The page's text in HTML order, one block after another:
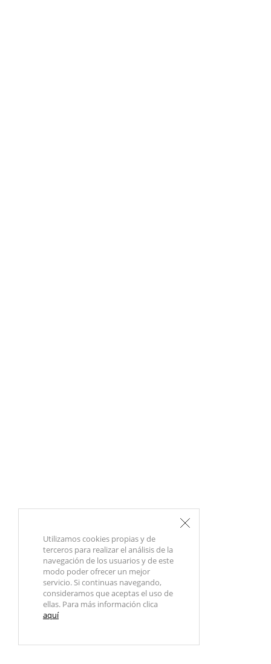
Utilizamos cookies propias y de
terceros para realizar el análisis de la
navegación de los usuarios y de este
modo poder ofrecer un mejor
servicio. Si continuas navegando,
consideramos que aceptas el uso de
ellas. Para más información clica
aquí